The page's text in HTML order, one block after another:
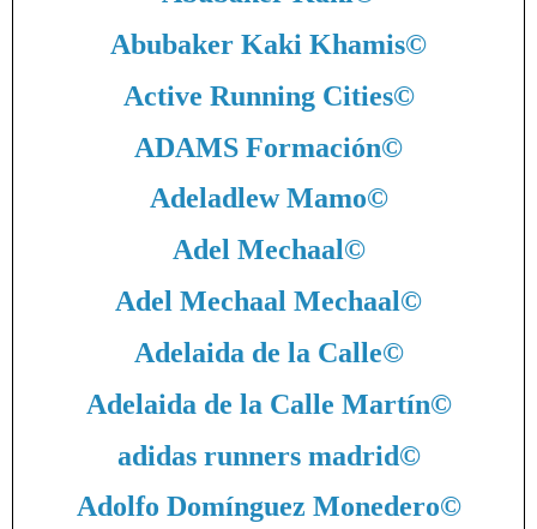
Abubaker Kaki Khamis©
Active Running Cities©
ADAMS Formación©
Adeladlew Mamo©
Adel Mechaal©
Adel Mechaal Mechaal ©
Adelaida de la Calle©
Adelaida de la Calle Martín©
adidas runners madrid©
Adolfo Domínguez Monedero©